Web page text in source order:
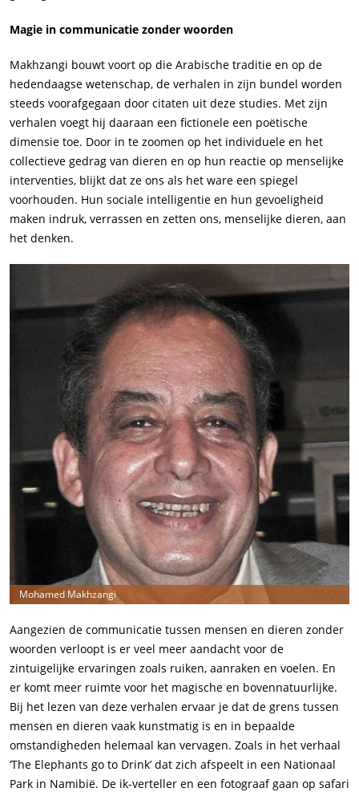
Magie in communicatie zonder woorden
Makhzangi bouwt voort op die Arabische traditie en op de
hedendaagse wetenschap, de verhalen in zijn bundel worden
steeds voorafgegaan door citaten uit deze studies. Met zijn
verhalen voegt hij daaraan een fictionele een poëtische
dimensie toe. Door in te zoomen op het individuele en het
collectieve gedrag van dieren en op hun reactie op menselijke
interventies, blijkt dat ze ons als het ware een spiegel
voorhouden. Hun sociale intelligentie en hun gevoeligheid
maken indruk, verrassen en zetten ons, menselijke dieren, aan
het denken.
Mohamed Makhzangi
Aangezien de communicatie tussen mensen en dieren zonder
woorden verloopt is er veel meer aandacht voor de
zintuigelijke ervaringen zoals ruiken, aanraken en voelen. En
er komt meer ruimte voor het magische en bovennatuurlijke.
Bij het lezen van deze verhalen ervaar je dat de grens tussen
mensen en dieren vaak kunstmatig is en in bepaalde
omstandigheden helemaal kan vervagen. Zoals in het verhaal
‘The Elephants go to Drink’ dat zich afspeelt in een Nationaal
Park in Namibië. De ik-verteller en een fotograaf gaan op safari